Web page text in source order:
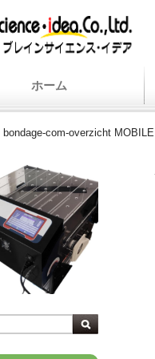
ホーム
bondage-com-overzicht MOBILE